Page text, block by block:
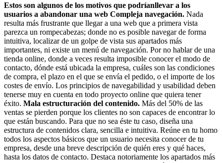
Estos son algunos de los motivos que podríanllevar a los
usuarios a abandonar una web Compleja navegación. Nada
resulta más frustrante que llegar a una web que a primera vista
parezca un rompecabezas; donde no es posible navegar de forma
intuitiva, localizar de un golpe de vista sus apartados más
importantes, ni existe un menú de navegación. Por no hablar de una
tienda online, donde a veces resulta imposible conocer el modo de
contacto, dónde está ubicada la empresa, cuáles son las condiciones
de compra, el plazo en el que se envía el pedido, o el importe de los
costes de envío. Los principios de navegabilidad y usabilidad deben
tenerse muy en cuenta en todo proyecto online que quiera tener
éxito. Mala estructuración del contenido. Más del 50% de las
ventas se pierden porque los clientes no son capaces de encontrar lo
que están buscando. Para que no sea éste tu caso, diseña una
estructura de contenidos clara, sencilla e intuitiva. Reúne en tu homo
todos los aspectos básicos que un usuario necesita conocer de tu
empresa, desde una breve descripción de quién eres y qué haces,
hasta los datos de contacto. Destaca notoriamente los apartados más